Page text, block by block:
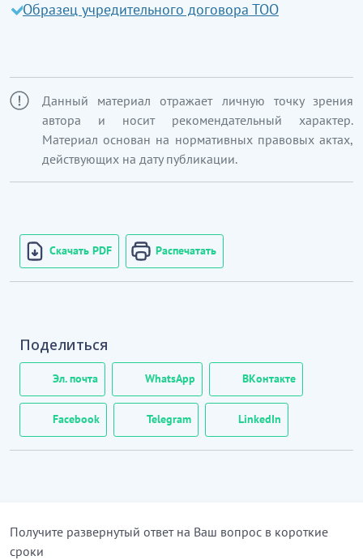
Образец учредительного договора ТОО
Данный материал отражает личную точку зрения
автора и носит рекомендательный характер.
Материал основан на нормативных правовых актах,
действующих на дату публикации.
Скачать PDF Распечатать
Поделиться
Эл. почта WhatsApp ВКонтакте
Facebook Telegram LinkedIn
Получите развернутый ответ на Ваш вопрос в короткие
сроки